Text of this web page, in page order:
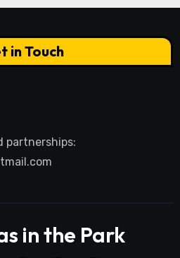
in Touch
partnerships:
in the Park